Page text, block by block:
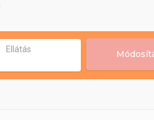
Ellátás